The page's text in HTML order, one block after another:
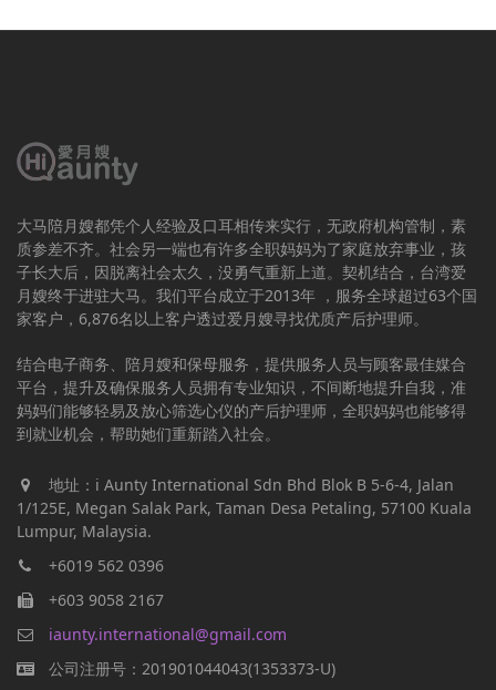
大马陪月嫂都凭个人经验及口耳相传来实行，无政府机构管制，素
质参差不齐。社会另一端也有许多全职妈妈为了家庭放弃事业，孩
子长大后，因脱离社会太久，没勇气重新上道。契机结合，台湾爱
月嫂终于进驻大马。我们平台成立于2013年 ，服务全球超过63个国
家客户，6,876名以上客户透过爱月嫂寻找优质产后护理师。
结合电子商务、陪月嫂和保母服务，提供服务人员与顾客最佳媒合
平台，提升及确保服务人员拥有专业知识，不间断地提升自我，准
妈妈们能够轻易及放心筛选心仪的产后护理师，全职妈妈也能够得
到就业机会，帮助她们重新踏入社会。
地址：i Aunty International Sdn Bhd Blok B 5-6-4, Jalan
1/125E, Megan Salak Park, Taman Desa Petaling, 57100 Kuala
Lumpur, Malaysia.
+6019 562 0396
+603 9058 2167
iaunty.international@gmail.com
公司注册号：201901044043(1353373-U)